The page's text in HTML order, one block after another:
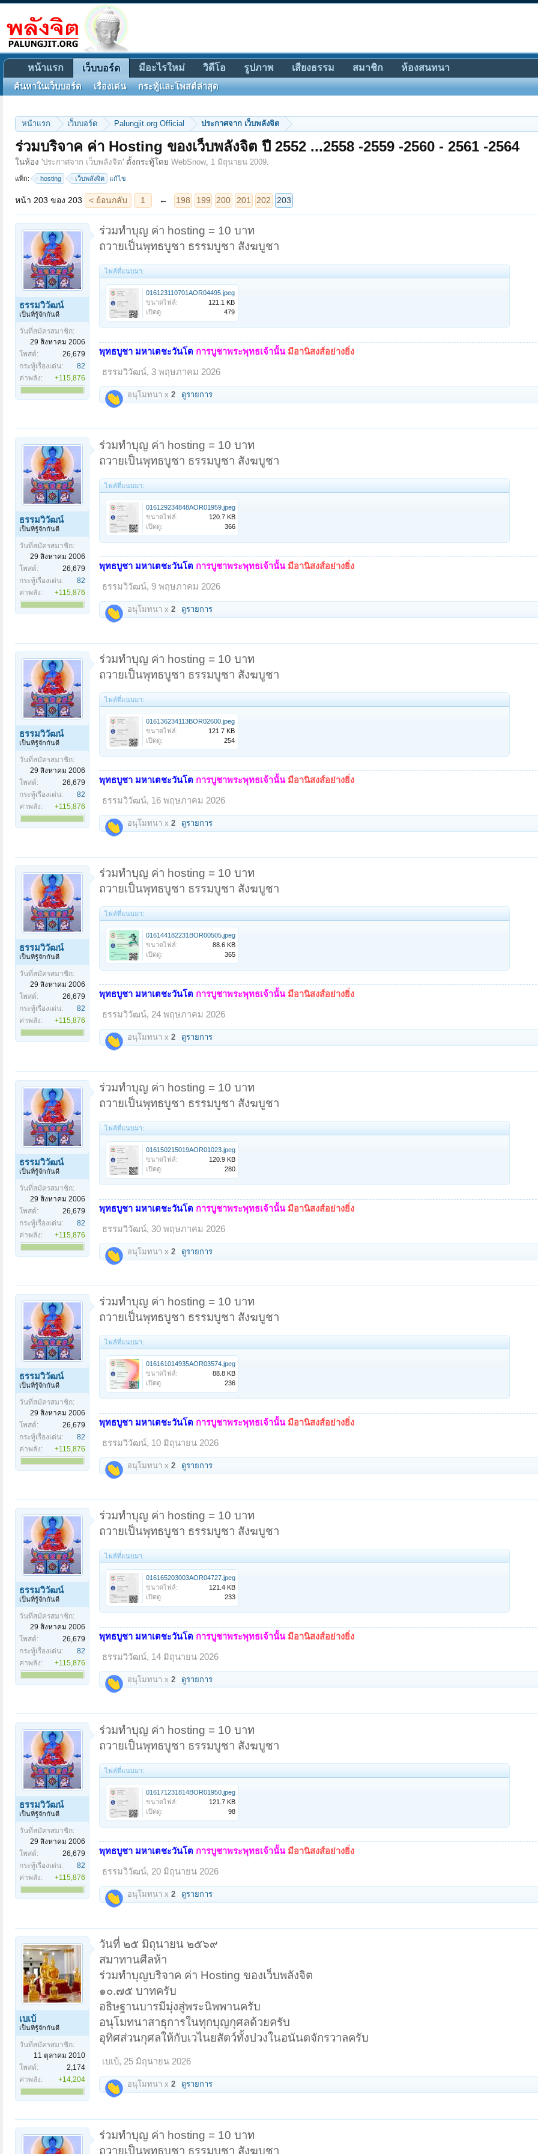
หน้าแรก เว็บบอร์ด Palungjit.org Official ประกาศจาก เว็บพลังจิต
ร่วมบริจาค ค่า Hosting ของเว็บพลังจิต ปี 2552 ...2558 -2559 -2560 - 2561 -2564
ในห้อง 'ประกาศจาก เว็บพลังจิต' ตั้งกระทู้โดย WebSnow, 1 มิถุนายน 2009.
แท็ก: hosting เว็บพลังจิต แก้ไข
หน้า 203 ของ 203 < ย้อนกลับ 1 ← 198 199 200 201 202 203
ธรรมวิวัฒน์
เป็นที่รู้จักกันดี
วันที่สมัครสมาชิก:
29 สิงหาคม 2006
โพสต์:
26,679
กระทู้เรื่องเด่น:
82
ค่าพลัง:
+115,876
ร่วมทำบุญ ค่า hosting = 10 บาท
ถวายเป็นพุทธบูชา ธรรมบูชา สังฆบูชา
ไฟล์ที่แนบมา:
016123110701AOR04495.jpeg
ขนาดไฟล์:
121.1 KB
เปิดดู:
479
พุทธบูชา มหาเตชะวันโต การบูชาพระพุทธเจ้านั้น มีอานิสงส์อย่างยิ่ง
ธรรมวิวัฒน์, 3 พฤษภาคม 2026
อนุโมทนา x 2 ดูรายการ
ธรรมวิวัฒน์
เป็นที่รู้จักกันดี
วันที่สมัครสมาชิก:
29 สิงหาคม 2006
โพสต์:
26,679
กระทู้เรื่องเด่น:
82
ค่าพลัง:
+115,876
ร่วมทำบุญ ค่า hosting = 10 บาท
ถวายเป็นพุทธบูชา ธรรมบูชา สังฆบูชา
ไฟล์ที่แนบมา:
016129234848AOR01959.jpeg
ขนาดไฟล์:
120.7 KB
เปิดดู:
366
พุทธบูชา มหาเตชะวันโต การบูชาพระพุทธเจ้านั้น มีอานิสงส์อย่างยิ่ง
ธรรมวิวัฒน์, 9 พฤษภาคม 2026
อนุโมทนา x 2 ดูรายการ
ธรรมวิวัฒน์
เป็นที่รู้จักกันดี
วันที่สมัครสมาชิก:
29 สิงหาคม 2006
โพสต์:
26,679
กระทู้เรื่องเด่น:
82
ค่าพลัง:
+115,876
ร่วมทำบุญ ค่า hosting = 10 บาท
ถวายเป็นพุทธบูชา ธรรมบูชา สังฆบูชา
ไฟล์ที่แนบมา:
016136234113BOR02600.jpeg
ขนาดไฟล์:
121.7 KB
เปิดดู:
254
พุทธบูชา มหาเตชะวันโต การบูชาพระพุทธเจ้านั้น มีอานิสงส์อย่างยิ่ง
ธรรมวิวัฒน์, 16 พฤษภาคม 2026
อนุโมทนา x 2 ดูรายการ
ธรรมวิวัฒน์
เป็นที่รู้จักกันดี
วันที่สมัครสมาชิก:
29 สิงหาคม 2006
โพสต์:
26,679
กระทู้เรื่องเด่น:
82
ค่าพลัง:
+115,876
ร่วมทำบุญ ค่า hosting = 10 บาท
ถวายเป็นพุทธบูชา ธรรมบูชา สังฆบูชา
ไฟล์ที่แนบมา:
016144182231BOR00505.jpeg
ขนาดไฟล์:
88.6 KB
เปิดดู:
365
พุทธบูชา มหาเตชะวันโต การบูชาพระพุทธเจ้านั้น มีอานิสงส์อย่างยิ่ง
ธรรมวิวัฒน์, 24 พฤษภาคม 2026
อนุโมทนา x 2 ดูรายการ
ธรรมวิวัฒน์
เป็นที่รู้จักกันดี
วันที่สมัครสมาชิก:
29 สิงหาคม 2006
โพสต์:
26,679
กระทู้เรื่องเด่น:
82
ค่าพลัง:
+115,876
ร่วมทำบุญ ค่า hosting = 10 บาท
ถวายเป็นพุทธบูชา ธรรมบูชา สังฆบูชา
ไฟล์ที่แนบมา:
016150215019AOR01023.jpeg
ขนาดไฟล์:
120.9 KB
เปิดดู:
280
พุทธบูชา มหาเตชะวันโต การบูชาพระพุทธเจ้านั้น มีอานิสงส์อย่างยิ่ง
ธรรมวิวัฒน์, 30 พฤษภาคม 2026
อนุโมทนา x 2 ดูรายการ
ธรรมวิวัฒน์
เป็นที่รู้จักกันดี
วันที่สมัครสมาชิก:
29 สิงหาคม 2006
โพสต์:
26,679
กระทู้เรื่องเด่น:
82
ค่าพลัง:
+115,876
ร่วมทำบุญ ค่า hosting = 10 บาท
ถวายเป็นพุทธบูชา ธรรมบูชา สังฆบูชา
ไฟล์ที่แนบมา:
016161014935AOR03574.jpeg
ขนาดไฟล์:
88.8 KB
เปิดดู:
236
พุทธบูชา มหาเตชะวันโต การบูชาพระพุทธเจ้านั้น มีอานิสงส์อย่างยิ่ง
ธรรมวิวัฒน์, 10 มิถุนายน 2026
อนุโมทนา x 2 ดูรายการ
ธรรมวิวัฒน์
เป็นที่รู้จักกันดี
วันที่สมัครสมาชิก:
29 สิงหาคม 2006
โพสต์:
26,679
กระทู้เรื่องเด่น:
82
ค่าพลัง:
+115,876
ร่วมทำบุญ ค่า hosting = 10 บาท
ถวายเป็นพุทธบูชา ธรรมบูชา สังฆบูชา
ไฟล์ที่แนบมา:
016165203003AOR04727.jpeg
ขนาดไฟล์:
121.4 KB
เปิดดู:
233
พุทธบูชา มหาเตชะวันโต การบูชาพระพุทธเจ้านั้น มีอานิสงส์อย่างยิ่ง
ธรรมวิวัฒน์, 14 มิถุนายน 2026
อนุโมทนา x 2 ดูรายการ
ธรรมวิวัฒน์
เป็นที่รู้จักกันดี
วันที่สมัครสมาชิก:
29 สิงหาคม 2006
โพสต์:
26,679
กระทู้เรื่องเด่น:
82
ค่าพลัง:
+115,876
ร่วมทำบุญ ค่า hosting = 10 บาท
ถวายเป็นพุทธบูชา ธรรมบูชา สังฆบูชา
ไฟล์ที่แนบมา:
016171231814BOR01950.jpeg
ขนาดไฟล์:
121.7 KB
เปิดดู:
98
พุทธบูชา มหาเตชะวันโต การบูชาพระพุทธเจ้านั้น มีอานิสงส์อย่างยิ่ง
ธรรมวิวัฒน์, 20 มิถุนายน 2026
อนุโมทนา x 2 ดูรายการ
เบเบ้
เป็นที่รู้จักกันดี
วันที่สมัครสมาชิก:
11 ตุลาคม 2010
โพสต์:
2,174
ค่าพลัง:
+14,204
วันที่ ๒๕ มิถุนายน ๒๕๖๙
สมาทานศีลห้า
ร่วมทำบุญบริจาค ค่า Hosting ของเว็บพลังจิต
๑๐.๗๕ บาทครับ
อธิษฐานบารมีมุ่งสู่พระนิพพานครับ
อนุโมทนาสาธุการในทุกบุญกุศลด้วยครับ
อุทิศส่วนกุศลให้กับเวไนยสัตว์ทั้งปวงในอนันตจักรวาลครับ
เบเบ้, 25 มิถุนายน 2026
อนุโมทนา x 2 ดูรายการ
ร่วมทำบุญ ค่า hosting = 10 บาท
ถวายเป็นพุทธบูชา ธรรมบูชา สังฆบูชา
หน้าแรก เว็บบอร์ด
ค้นหาในเว็บบอร์ด เรื่องเด่น กระทู้และโพสต์ล่าสุด
มีอะไรใหม่ วิดีโอ รูปภาพ เสียงธรรม สมาชิก ห้องสนทนา